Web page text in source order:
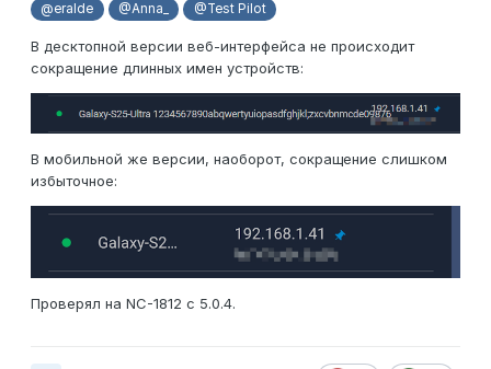
@eralde @Anna_ @Test Pilot
В десктопной версии веб-интерфейса не происходит
сокращение длинных имен устройств:
В мобильной же версии, наоборот, сокращение слишком
избыточное:
Проверял на NC-1812 с 5.0.4.